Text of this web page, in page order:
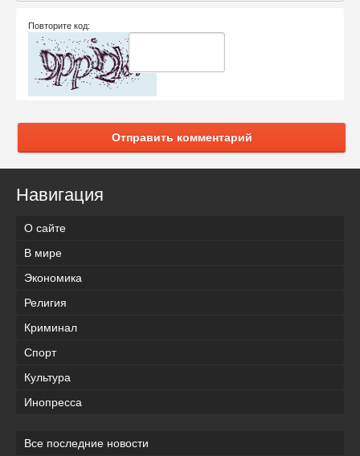
Повторите код:
Отправить комментарий
Навигация
О сайте
В мире
Экономика
Религия
Криминал
Спорт
Культура
Инопресса
Все последние новости